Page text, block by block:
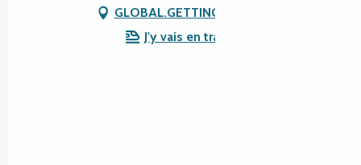
GLOBAL.GETTING_THERE
J'y vais en train !